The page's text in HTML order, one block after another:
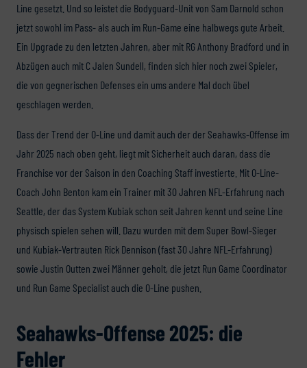
Line gesetzt. Und so leistet die Bodyguard-Unit von Sam Darnold schon
jetzt sowohl im Pass- als auch im Run-Game eine halbwegs gute Arbeit.
Ein Upgrade zu den letzten Jahren, aber mit RG Anthony Bradford und in
Abzügen auch mit C Jalen Sundell, finden sich hier noch zwei Spieler,
die von gegnerischen Defenses ein ums andere Mal doch übel
geschlagen werden.
Dass der Trend der O-Line und damit auch der der Seahawks-Offense im
Jahr 2025 nach oben geht, liegt mit Sicherheit auch daran, dass die
Franchise vor der Saison in den Coaching Staff investierte. Mit O-Line-
Coach John Benton kam ein Trainer mit 30 Jahren NFL-Erfahrung nach
Seattle, der das System Kubiak schon seit Jahren kennt und seine Line
physisch spielen sehen will. Dazu wurden mit dem Super Bowl-Sieger
und Kubiak-Vertrauten Rick Dennison (fast 30 Jahre NFL-Erfahrung)
sowie Justin Outten zwei Männer geholt, die jetzt Run Game Coordinator
und Run Game Specialist auch die O-Line pushen.
Seahawks-Offense 2025: die
Fehler